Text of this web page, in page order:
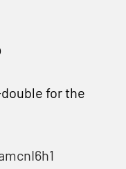
for the